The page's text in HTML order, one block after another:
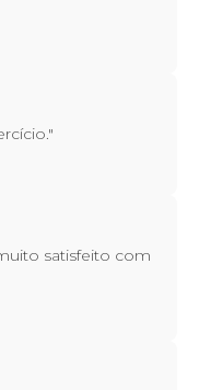
satisfeito com